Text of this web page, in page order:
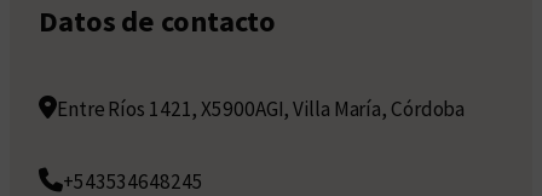
Datos de contacto
Entre Ríos 1421, X5900AGI, Villa María, Córdoba
+543534648245